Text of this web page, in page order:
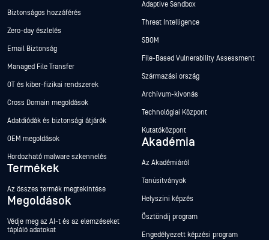
Biztonságos hozzáférés
Zero-day észlelés
Email Biztonság
Managed File Transfer
OT és kiber-fizikai rendszerek
Cross Domain megoldások
Adatdiódák és biztonsági átjárók
OEM megoldások
Hordozható malware szkennelés
Termékek
Az összes termék megtekintése
Megoldások
Védje meg az AI-t és az elemzéseket
tápláló adatokat
Adaptive Sandbox
Threat Intelligence
SBOM
File-Based Vulnerability Assessment
Származási ország
Archívum-kivonás
Technológiai Központ
Kutatóközpont
Akadémia
Az Akadémiáról
Tanúsítványok
Helyszíni képzés
Ösztöndíj program
Engedélyezett képzési program